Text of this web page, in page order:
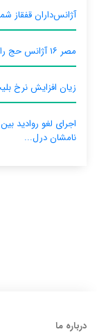
آژانس‌داران قفقاز
مصر ۱۶ آژانس حج را دادگاهی می‌کند
زیان افزایش نرخ
اجرای لغو روادید
نامشان درل...
درباره ما